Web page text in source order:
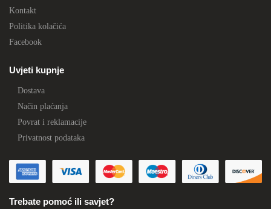
Kontakt
Politika kolačića
Facebook
Uvjeti kupnje
Dostava
Način plaćanja
Povrat i reklamacije
Privatnost podataka
Trebate pomoć ili savjet?